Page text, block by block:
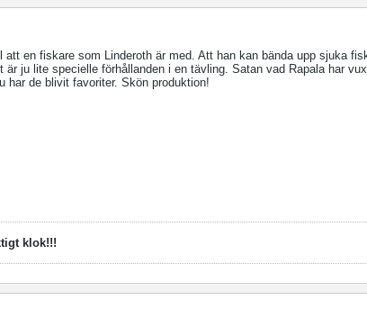
en fiskare som Linderoth är med. Att han kan bända upp sjuka
är ju lite specielle förhållanden i en tävling. Satan vad Rapala har
har de blivit favoriter. Skön produktion!
klok!!!